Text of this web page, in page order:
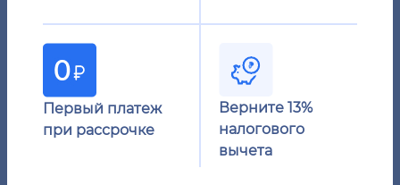
Первый платеж
при рассрочке
Верните 13%
налогового
вычета